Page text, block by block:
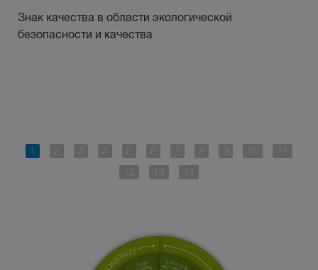
Знак качества в области экологической
безопасности и качества